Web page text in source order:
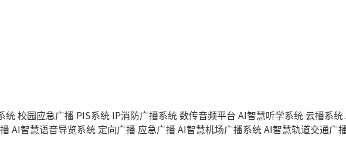
统校园应急广播 PIS系统 IP消防广播系统数传音频平台 AI智慧听学系统 云播系统
AI智慧语音导览系统 定向广播 应急广播AI智慧机场广播系统AI智慧轨道交通广